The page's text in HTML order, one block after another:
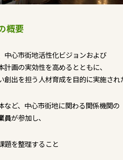
概要
中心市街地活性化ビジョンおよび
画の実効性を高めるとともに、
創出を担う人材育成を目的に実施され
など、中心市街地に関わる関係機関の
員が参加し、
題を整理すること